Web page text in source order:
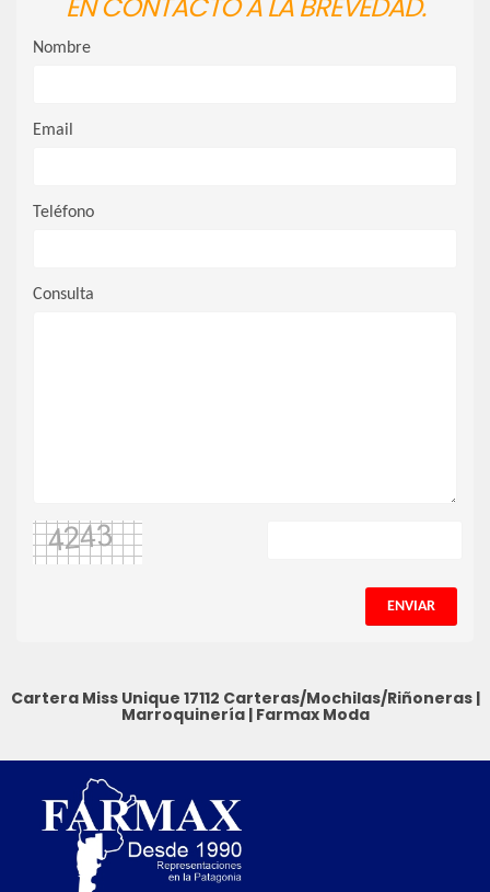
EN CONTACTO A LA BREVEDAD.
Nombre
Email
Teléfono
Consulta
ENVIAR
Cartera Miss Unique 17112 Carteras/Mochilas/Riñoneras|
Marroquinería| Farmax Moda